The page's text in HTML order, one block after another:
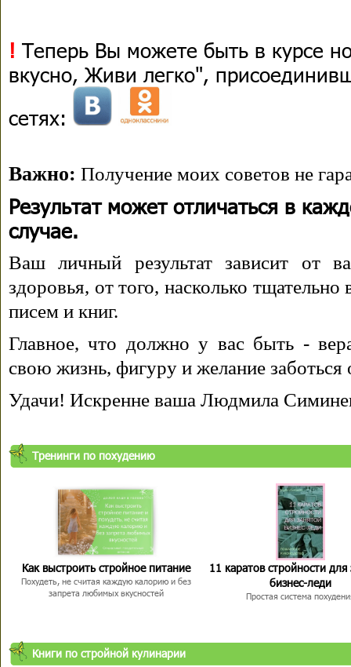
! Теперь Вы можете быть в курсе
вкусно, Живи легко",
сетях:
Важно: Получение моих советов не
Результат может отличаться в
случае.
Ваш личный результат зависит от
здоровья, от того, насколько
писем и книг.
Главное, что должно у вас быть -
свою жизнь, фигуру и желание заботься
Удачи! Искренне ваша Людмила
Тренинги по похудению
Как выстроить стройное питание
Похудеть, не считая каждую калорию и без
запрета любимых вкусностей
11 каратов стройности для
бизнес-леди
Простая система
Книги по стройной кулинарии